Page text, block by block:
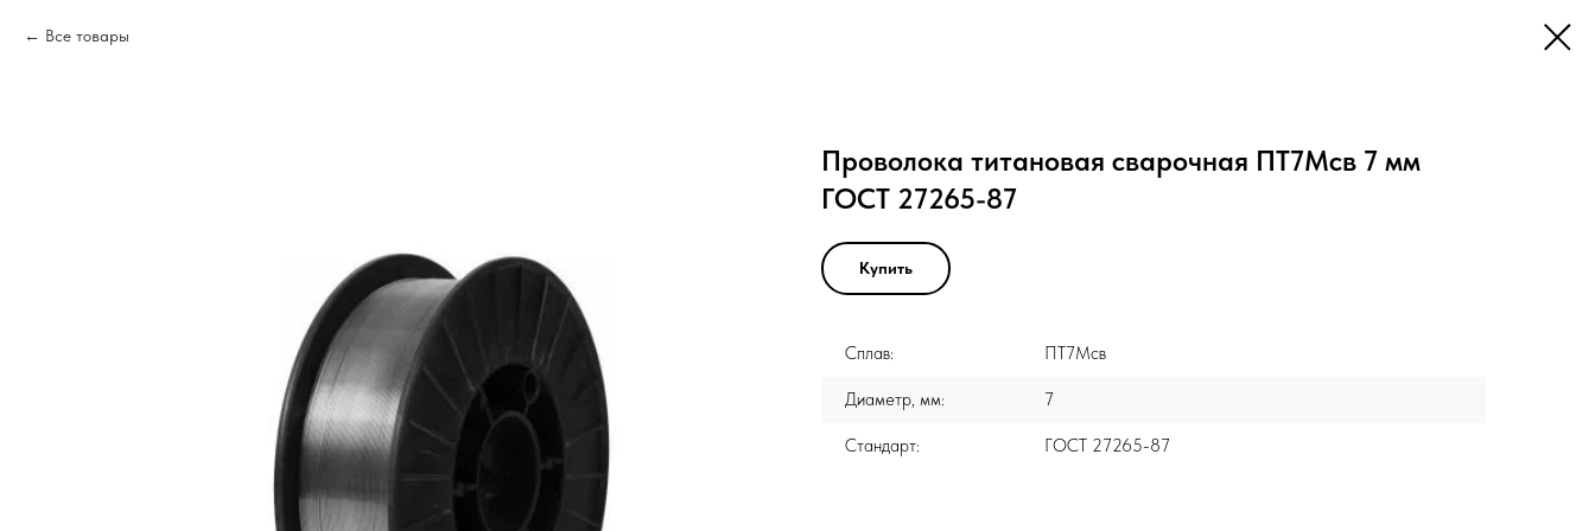
Все товары
Проволока титановая сварочная ПТ7Мсв 7 мм
ГОСТ 27265-87
Купить
Сплав: ПТ7Мсв
Диаметр, мм: 7
Стандарт: ГОСТ 27265-87